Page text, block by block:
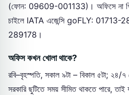
(ফোন: 09609-001133)। অফিসে না
চাইলে IATA এজেন্সি goFLY:
289178।
অফিস কখন খোলা থাকে?
রবি–বৃহস্পতি, সকাল ৯টা – বিকাল ৫টা;
সরকারি ছুটিতে সময় সীমিত থাকতে পারে,